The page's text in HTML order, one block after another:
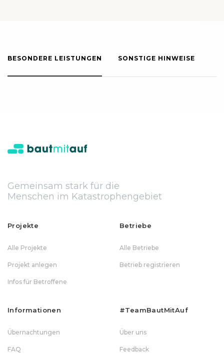
BESONDERE LEISTUNGEN SONSTIGE HINWEISE
Gemeinsam stark für die
Menschen im Katastrophengebiet
Projekte
Alle Projekte
Projekt anlegen
Infos für Betroffene
Betriebe
Alle Betriebe
Betrieb registrieren
Informationen
Übernachtungen
FAQ
#teamBautMitAuf
Über uns
Feedback